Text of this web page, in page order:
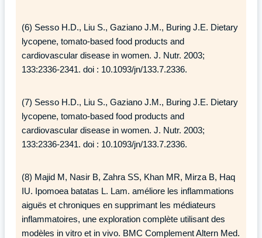
(6) Sesso H.D., Liu S., Gaziano J.M., Buring J.E. Dietary
lycopene, tomato-based food products and
cardiovascular disease in women. J. Nutr. 2003;
133:2336-2341. doi : 10.1093/jn/133.7.2336.
(7) Sesso H.D., Liu S., Gaziano J.M., Buring J.E. Dietary
lycopene, tomato-based food products and
cardiovascular disease in women. J. Nutr. 2003;
133:2336-2341. doi : 10.1093/jn/133.7.2336.
(8) Majid M, Nasir B, Zahra SS, Khan MR, Mirza B, Haq
IU. Ipomoea batatas L. Lam. améliore les inflammations
aiguës et chroniques en supprimant les médiateurs
inflammatoires, une exploration complète utilisant des
modèles in vitro et in vivo. BMC Complement Altern Med.